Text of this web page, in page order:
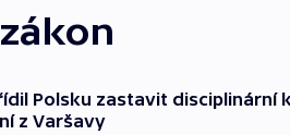
Polsku zastavit
z Varšavy